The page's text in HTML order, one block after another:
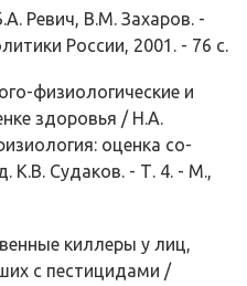
Ревич, В.М. Заха­ров. -
России, 2001. - 76 с.
физиологические и
здоровья / Н.А.
оценка со­
К.В. Судаков. - Т. 4. - М.,
киллеры у лиц,
с пестицидами /